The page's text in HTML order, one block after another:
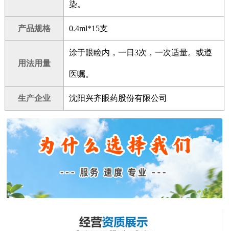
染。
产品规格 0.4ml*15支
用法用量
涂于眼睑内，一日3次，一次适量。或遵
医嘱。
生产企业 沈阳兴齐眼药股份有限公司